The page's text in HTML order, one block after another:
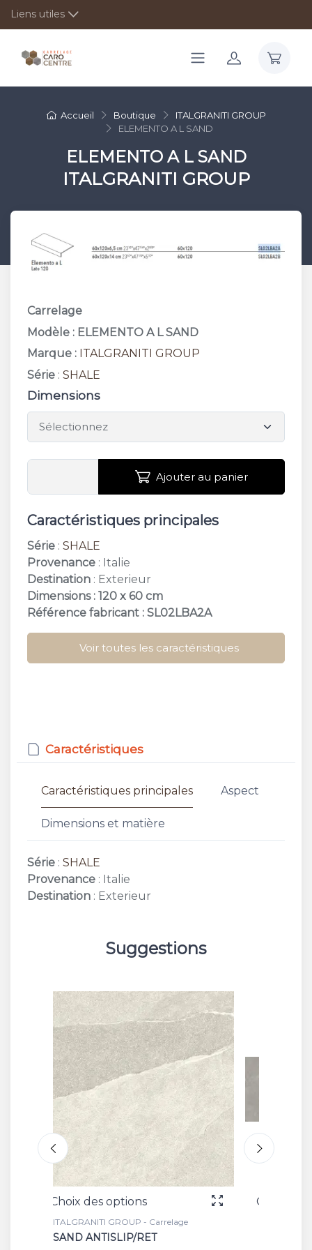
Liens utiles
Accueil Boutique
ITALGRANITI GROUP
ELEMENTO A L SAND
ELEMENTO A L SAND
ITALGRANITI GROUP
Carrelage
Modèle : ELEMENTO A L SAND
Marque : ITALGRANITI GROUP
Série : SHALE
Dimensions
Ajouter au panier
Caractéristiques principales
Série : SHALE
Provenance : Italie
Destination : Exterieur
Dimensions : 120 x 60 cm
Référence fabricant : SL02LBA2A
Voir toutes les caractéristiques
Caractéristiques
Caractéristiques principales Aspect
Dimensions et matière
Série : SHALE
Provenance : Italie
Destination : Exterieur
Suggestions
Choix des options
ITALGRANITI GROUP - Carrelage
GREIGE GRIP/RET